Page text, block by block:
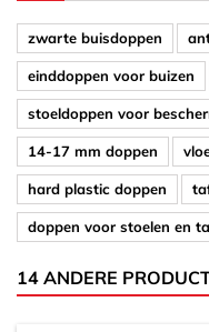
zwarte buisdoppen
einddoppen voor buizen
stoeldoppen voor
14-17 mm doppen
hard plastic doppen
doppen voor stoelen en
14 ANDERE